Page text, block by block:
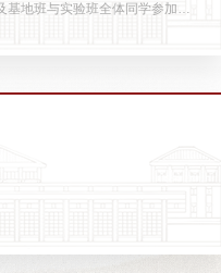
地班与实验班全体同学参加大